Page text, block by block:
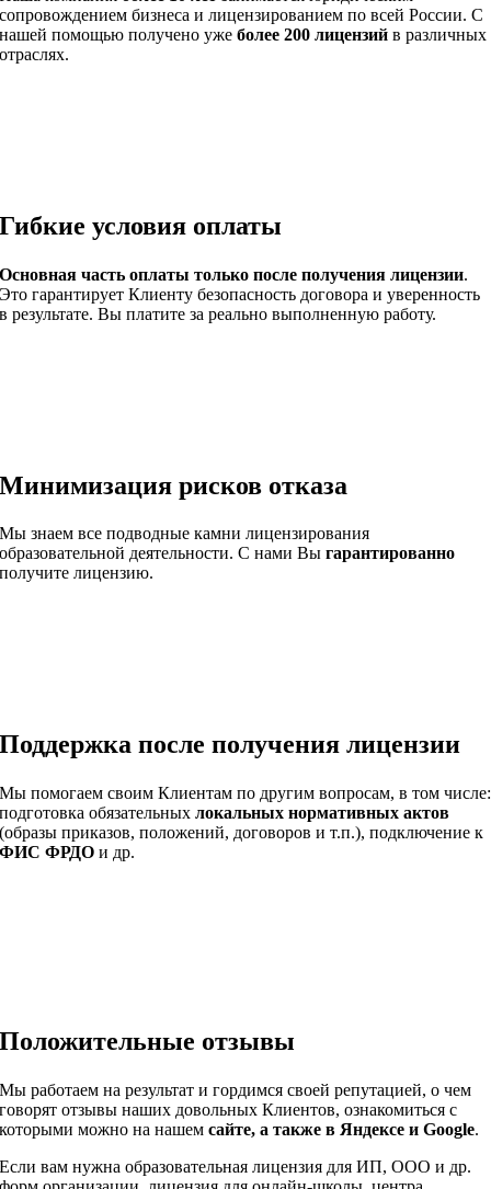
сопровождением бизнеса и лицензированием по всей России. С
нашей помощью получено ужеболее 200 лицензий в различных
отраслях.
Гибкие условия оплаты
Основная часть оплатытолько после получения лицензии.
Это гарантирует Клиенту безопасность договора и уверенность
в результате.Вы платите за реально выполненную работу.
Минимизация рисков отказа
Мы знаем все подводные камни лицензирования
образовательной деятельности. С нами Выгарантированно
получите лицензию.
Поддержка после получения лицензии
Мы помогаем своим Клиентам по другим вопросам, в том числе:
подготовка обязательныхлокальных нормативных актов
(образы приказов, положений, договоров и т.п.), подключение к
ФИС ФРДО и др.
Положительные отзывы
Мы работаем на результат и гордимся своей репутацией, о чем
говорят отзывы наших довольных Клиентов, ознакомиться с
которыми можно на нашемсайте, а также в Яндексе и Google.
Если вам нужна образовательная лицензия для ИП, ООО и др.